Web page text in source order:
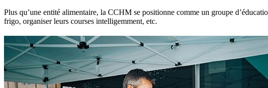
Plus qu’une entité alimentaire, la CCHM se positionne comme un groupe
frigo, organiser leurs courses intelligemment, etc.